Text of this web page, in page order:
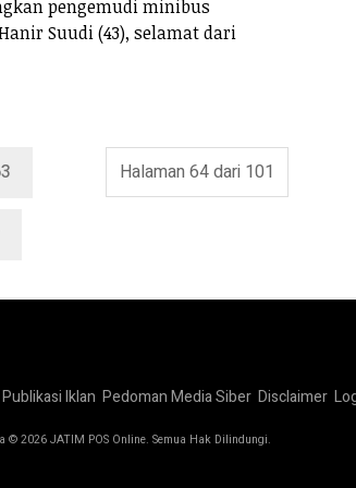
pengemudi minibus
Suudi (43), selamat dari
Halaman 64 dari 101
Publikasi Iklan Pedoman Media Siber Disclaimer
© 2026 JATIM POS Online. Semua Hak Dilindungi.